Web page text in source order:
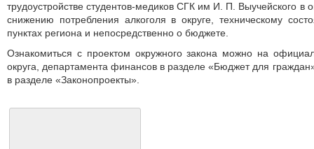
трудоустройстве студентов-медиков СГК им И. П. Выучейского в
снижению потребления алкоголя в округе, техническому
пунктах региона и непосредственно o бюджете.
Ознакомиться с проектом окружного закона можно на
округа, департамента финансов в разделе «Бюджет для
в разделе «Законопроекты».